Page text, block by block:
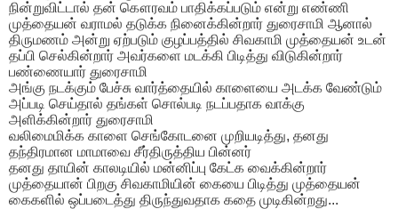
நின்றுவிட்டால் தன் கௌரவம் பாதிக்கப்படும் என்று எண்ணி
முத்தையன் வராமல் தடுக்க நினைக்கின்றார் துரைசாமி ஆனால்
திருமணம் அன்று ஏற்படும் குழப்பத்தில் சிவகாமி முத்தையன் உடன்
தப்பி செல்கின்றார் அவர்களை மடக்கி பிடித்து விடுகின்றார்
பண்ணையார் துரைசாமி
அங்கு நடக்கும் பேச்சு வார்த்தையில் காளையை அடக்க வேண்டும்
அப்படி செய்தால் தங்கள் சொல்படி நடப்பதாக வாக்கு
அளிக்கின்றார் துரைசாமி
வலிமைமிக்க காளை செங்கோடனை முறியடித்து, தனது
தந்திரமான மாமாவை சீர்திருத்திய பின்னர்
தனது தாயின் காலடியில் மன்னிப்பு கேட்க வைக்கின்றார்
முத்தையான் பிறகு சிவகாமியின் கையை பிடித்து முத்தையன்
கைகளில் ஒப்படைத்து திருந்துவதாக கதை முடிகின்றது...